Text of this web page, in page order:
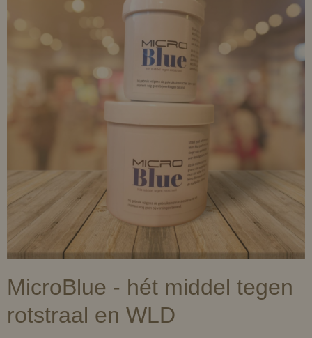
MicroBlue - hét middel tegen
rotstraal en WLD